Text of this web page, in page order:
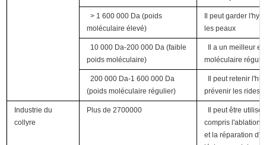
> 1 600 000 Da (poids
moléculaire élevé)
Il peut garder
les peaux
10 000 Da-200 000 Da (faible
poids moléculaire)
Il a un meilleur
moléculaire
200 000 Da-1 600 000 Da
(poids moléculaire régulier)
Il peut retenir
prévenir les rides
Industrie du
collyre
Plus de 2700000
Il peut être
compris l'ablation
et la réparation